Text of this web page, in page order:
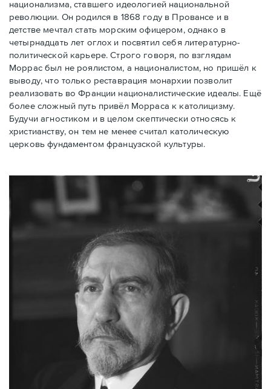
национализма, ставшего идеологией национальной
революции. Он родился в 1868 году в Провансе и в
детстве мечтал стать морским офицером, однако в
четырнадцать лет оглох и посвятил себя литературно-
политической карьере. Строго говоря, по взглядам
Моррас был не роялистом, а националистом, но пришёл к
выводу, что только реставрация монархии позволит
реализовать во Франции националистические идеалы. Ещё
более сложный путь привёл Морраса к католицизму.
Будучи агностиком и в целом скептически относясь к
христианству, он тем не менее считал католическую
церковь фундаментом французской культуры.